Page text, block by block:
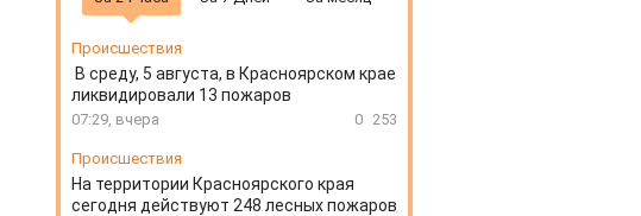
Происшествия
В среду, 5 августа, в Красноярском крае
ликвидировали 13 пожаров
07:29, вчера 0 253
Происшествия
На территории Красноярского края
сегодня действуют 248 лесных пожаров